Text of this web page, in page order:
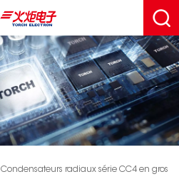
Condensateurs radiaux série CC4 en gros